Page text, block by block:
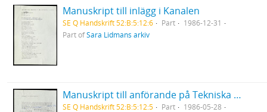
Manuskript till inlägg i Kanalen
SE Q Handskrift 52:B:5:12:6 Part
1986-12-31
Part ofSara Lidmans arkiv
Manuskript till anförande på Tekniska högskolans konferens i Luleå
SE Q Handskrift 52:B:5:12:5 Part
1986-05-28